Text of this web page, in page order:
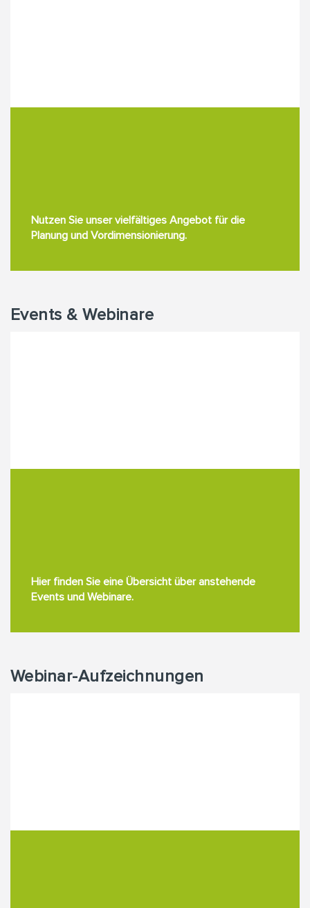
Nutzen Sie unser vielfältiges Angebot für die
Planung und Vordimensionierung.
Events & Webinare
Hier finden Sie eine Übersicht über anstehende
Events und Webinare.
Webinar-Aufzeichnungen